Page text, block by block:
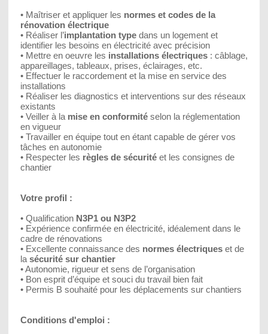
• Maîtriser et appliquer les normes et codes de la
rénovation électrique
• Réaliser l’implantation typedans un logement et
identifier les besoins en électricité avec précision
• Mettre en oeuvre les installations électriques: câblage,
appareillages, tableaux, prises, éclairages, etc.
• Effectuer le raccordement et la mise en service des
installations
• Réaliser les diagnostics et interventions sur des réseaux
existants
• Veiller à la mise en conformitéselon la réglementation
en vigueur
• Travailler en équipe tout en étant capable de gérer vos
tâches en autonomie
• Respecter les règles de sécuritéet les consignes de
chantier
Votre profil :
• Qualification N3P1 ou N3P2
• Expérience confirmée en électricité, idéalement dans le
cadre de rénovations
• Excellente connaissance des normes électriqueset de
la sécurité sur chantier
• Autonomie, rigueur et sens de l’organisation
• Bon esprit d’équipe et souci du travail bien fait
• Permis B souhaité pour les déplacements sur chantiers
Conditions d'emploi :